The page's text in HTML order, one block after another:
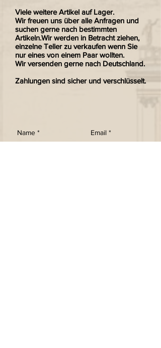
Viele weitere Artikel auf Lager.
Wir freuen uns über alle Anfragen und
suchen gerne nach bestimmten
Artikeln.Wir werden in Betracht ziehen,
einzelne Teller zu verkaufen wenn Sie
nur eines von einem Paar wollten.
Wir versenden gerne nach Deutschland.
Zahlungen sind sicher und verschlüsselt.